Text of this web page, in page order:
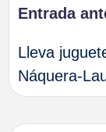
de
Entrada
Lleva
Náquera-